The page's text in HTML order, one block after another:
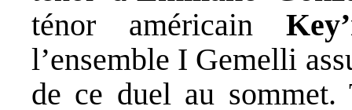
ténor américain
l’ensemble I Gemelli
de ce duel au sommet.